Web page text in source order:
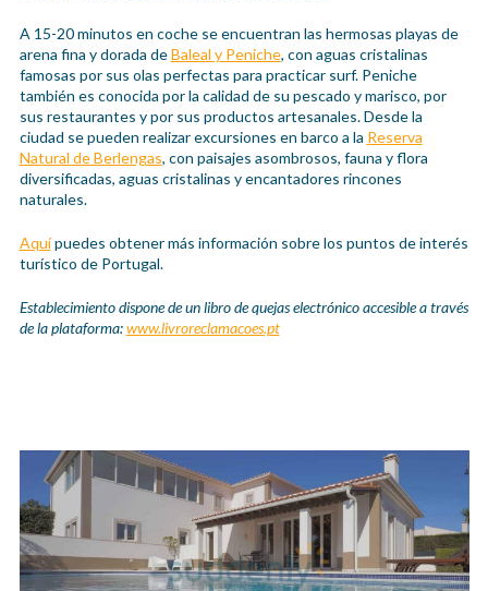
A 15-20 minutos en coche se encuentran las hermosas playas de
arena fina y dorada deBaleal y Peniche, con aguas cristalinas
famosas por sus olas perfectas para practicar surf. Peniche
también es conocida por la calidad de su pescado y marisco, por
sus restaurantes y por sus productos artesanales. Desde la
ciudad se pueden realizar excursiones en barco a la Reserva
Natural de Berlengas, con paisajes asombrosos, fauna y flora
diversificadas, aguas cristalinas y encantadores rincones
naturales.
Aquípuedes obtener más información sobre los puntos de interés
turístico de Portugal.
Establecimiento dispone de un libro de quejas electrónico accesible a través
de la plataforma:www.livroreclamacoes.pt